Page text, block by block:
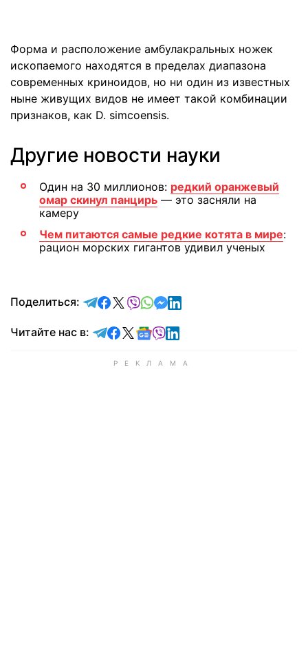
Форма и расположение амбулакральных ножек
ископаемого находятся в пределах диапазона
современных криноидов, но ни один из известных
ныне живущих видов не имеет такой комбинации
признаков, как D. simcoensis.
Другие новости науки
Один на 30 миллионов: редкий оранжевый
омар скинул панцирь — это засняли на
камеру
Чем питаются самые редкие котята в мире:
рацион морских гигантов удивил ученых
Поделиться: отправить в Telegram
поделиться в Facebook
поделиться в X
отправить в Viber
отправить в Whatsapp
отправить в Messenger
отправить в LinkedIn
Читайте нас в: Читайте в Telegram
Читайте в Facebook
Читайте в X
Читайте в Google news
Читайте в Viber
Читайте в LinkedIn